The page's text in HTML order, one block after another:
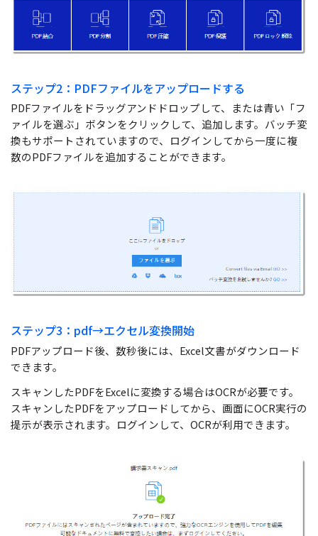
ステップ2：PDFファイルをアップロードする
PDFファイルをドラッグアンドドロップして、または青い「フ
ァイルを選ぶ」ボタンをクリックして、追加します。バッチ変
換もサポートされていますので、ログインしてから一度に複
数のPDFファイルを追加することができます。
ステップ3：pdf→エクセル変換開始
PDFアップロード後、数秒後には、Excel文書がダウンロード
できます。
スキャンしたPDFをExcelに変換する場合はOCRが必要です。
スキャンしたPDFをアップロードしてから、画面にOCR実行の
提示が表示されます。ログインして、OCRが利用できます。